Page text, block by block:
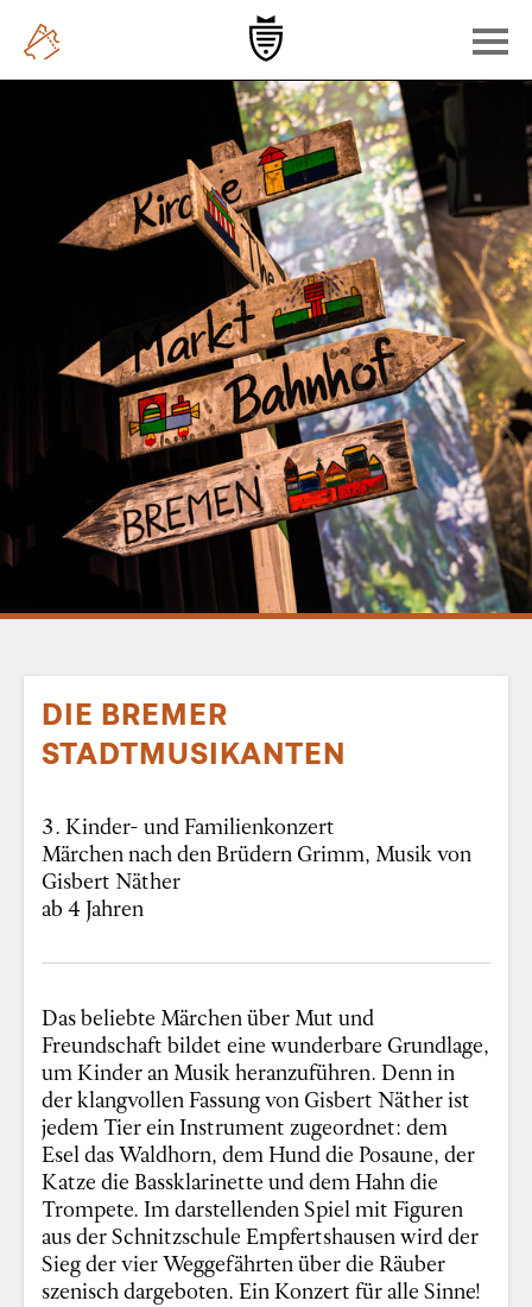
DIE BREMER
STADTMUSIKANTEN
3. Kinder- und Familienkonzert
Märchen nach den Brüdern Grimm, Musik von
Gisbert Näther
ab 4 Jahren
Das beliebte Märchen über Mut und
Freundschaft bildet eine wunderbare Grundlage,
um Kinder an Musik heranzuführen. Denn in
der klangvollen Fassung von Gisbert Näther ist
jedem Tier ein Instrument zugeordnet: dem
Esel das Waldhorn, dem Hund die Posaune, der
Katze die Bassklarinette und dem Hahn die
Trompete. Im darstellenden Spiel mit Figuren
aus der Schnitzschule Empfertshausen wird der
Sieg der vier Weggefährten über die Räuber
szenisch dargeboten. Ein Konzert für alle Sinne!